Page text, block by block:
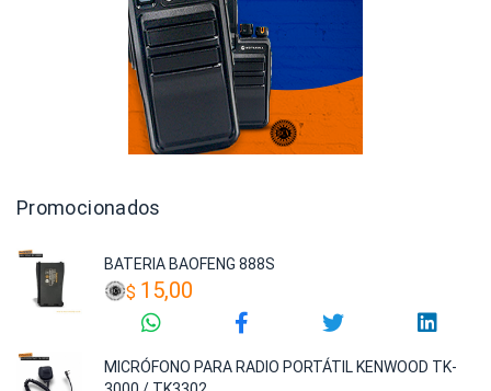
Promocionados
BATERIA BAOFENG 888S
$ 15,00
MICRÓFONO PARA RADIO PORTÁTIL KENWOOD TK-